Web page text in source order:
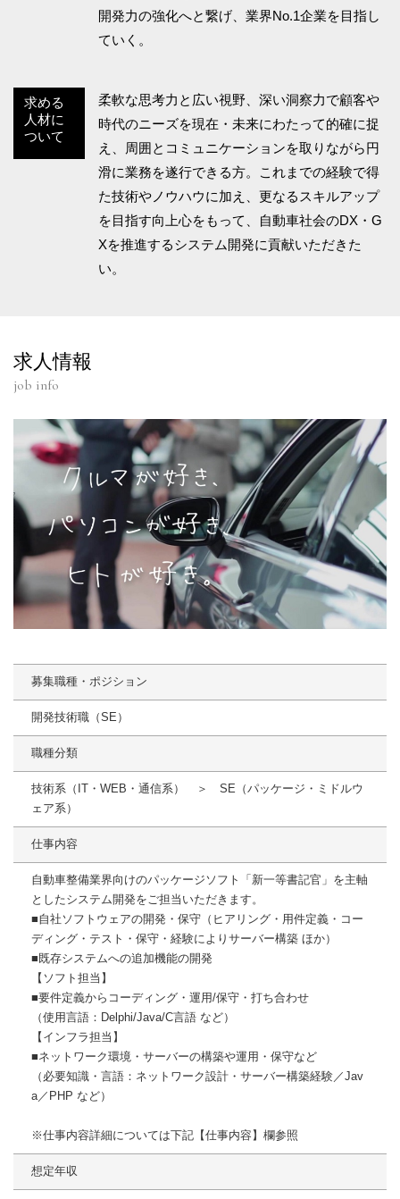
開発力の強化へと繋げ、業界No.1企業を目指し
ていく。
求める
人材に
ついて
柔軟な思考力と広い視野、深い洞察力で顧客や
時代のニーズを現在・未来にわたって的確に捉
え、周囲とコミュニケーションを取りながら円
滑に業務を遂行できる方。これまでの経験で得
た技術やノウハウに加え、更なるスキルアップ
を目指す向上心をもって、自動車社会のDX・G
Xを推進するシステム開発に貢献いただきた
い。
求人情報
job info
募集職種・ポジション
開発技術職（SE）
職種分類
技術系（IT・WEB・通信系） ＞ SE（パッケージ・ミドルウ
ェア系）
仕事内容
自動車整備業界向けのパッケージソフト「新一等書記官」を主軸
としたシステム開発をご担当いただきます。
■自社ソフトウェアの開発・保守（ヒアリング・用件定義・コー
ディング・テスト・保守・経験によりサーバー構築 ほか）
■既存システムへの追加機能の開発
【ソフト担当】
■要件定義からコーディング・運用/保守・打ち合わせ
（使用言語：Delphi/Java/C言語 など）
【インフラ担当】
■ネットワーク環境・サーバーの構築や運用・保守など
（必要知識・言語：ネットワーク設計・サーバー構築経験／Jav
a／PHP など）
※仕事内容詳細については下記【仕事内容】欄参照
想定年収